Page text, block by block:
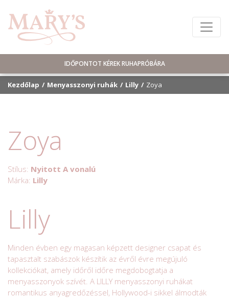
IDŐPONTOT KÉREK RUHAPRÓBÁRA
Kezdőlap Menyasszonyi ruhák Lilly Zoya
Zoya
Stílus: Nyitott A vonalú
Márka: Lilly
Lilly
Minden évben egy magasan képzett designer csapat és
tapasztalt szabászok készítik az évről évre megújuló
kollekciókat, amely időről időre megdobogtatja a
menyasszonyok szívét. A LILLY menyasszonyi ruhákat
romantikus anyagredőzéssel, Hollywood-i sikkel álmodták